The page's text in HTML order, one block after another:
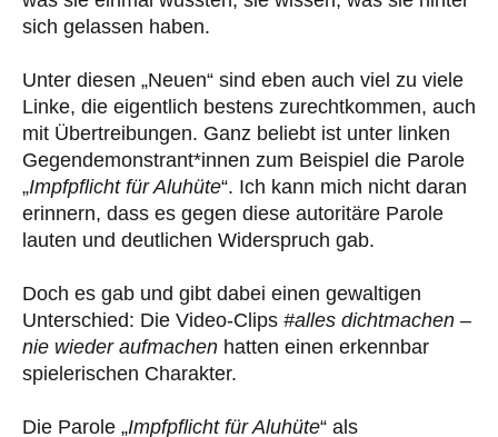
sich gelassen haben.
Unter diesen „Neuen“ sind eben auch viel zu viele
Linke, die eigentlich bestens zurechtkommen, auch
mit Übertreibungen. Ganz beliebt ist unter linken
Gegendemonstrant*innen zum Beispiel die Parole
„Impfpflicht für Aluhüte“. Ich kann mich nicht daran
erinnern, dass es gegen diese autoritäre Parole
lauten und deutlichen Widerspruch gab.
Doch es gab und gibt dabei einen gewaltigen
Unterschied: Die Video-Clips #alles dichtmachen –
nie wieder aufmachen hatten einen erkennbar
spielerischen Charakter.
Die Parole „Impfpflicht für Aluhüte“ als